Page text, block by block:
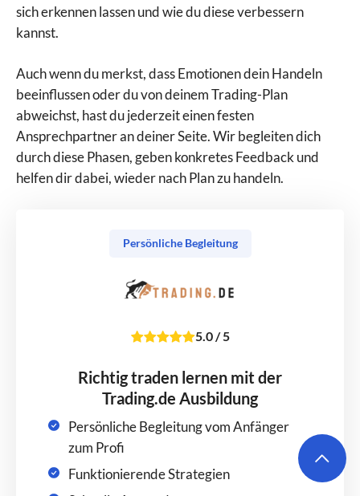
sich erkennen lassen und wie du diese verbessern
kannst.
Auch wenn du merkst, dass Emotionen dein Handeln
beeinflussen oder du von deinem Trading-Plan
abweichst, hast du jederzeit einen festen
Ansprechpartner an deiner Seite. Wir begleiten dich
durch diese Phasen, geben konkretes Feedback und
helfen dir dabei, wieder nach Plan zu handeln.
Persönliche Begleitung
5.0 / 5
Richtig traden lernen mit der
Trading.de Ausbildung
Persönliche Begleitung vom Anfänger
zum Profi
Funktionierende Strategien